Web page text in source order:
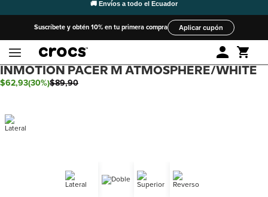
Suscríbete y obtén 10% en tu primera compra Aplicar cupón
INMOTION PACER M ATMOSPHERE/WHITE
$62,93(30%)$89,90